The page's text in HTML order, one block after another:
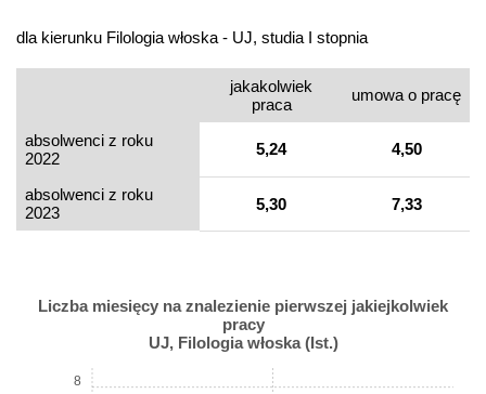
dla kierunku Filologia włoska - UJ, studia I stopnia
jakakolwiek
praca
umowa o pracę
absolwenci z roku
2022
5,24 4,50
absolwenci z roku
2023
5,30 7,33
Liczba miesięcy na znalezienie pierwszej jakiejkolwiek
pracy
UJ, Filologia włoska (Ist.)
8